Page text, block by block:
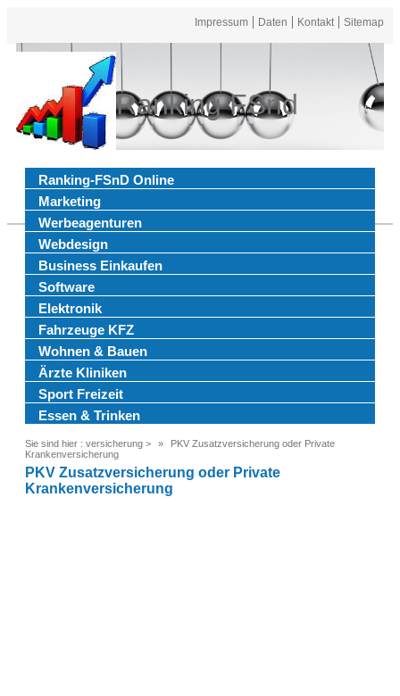
Impressum Daten Kontakt Sitemap
Ranking FSnd
Ranking-FSnD Online
Marketing
Werbeagenturen
Webdesign
Business Einkaufen
Software
Elektronik
Fahrzeuge KFZ
Wohnen & Bauen
Ärzte Kliniken
Sport Freizeit
Essen & Trinken
Sie sind hier : versicherung >
PKV Zusatzversicherung oder Private
Krankenversicherung
PKV Zusatzversicherung oder Private
Krankenversicherung